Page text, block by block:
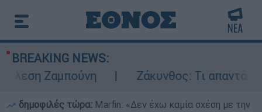
BREAKING NEWS:
Ζαμπούνη
Ζάκυνθος: Τι απαντά η
δημοφιλές τώρα: Marfin: «Δεν έχω καμία σχέση με την